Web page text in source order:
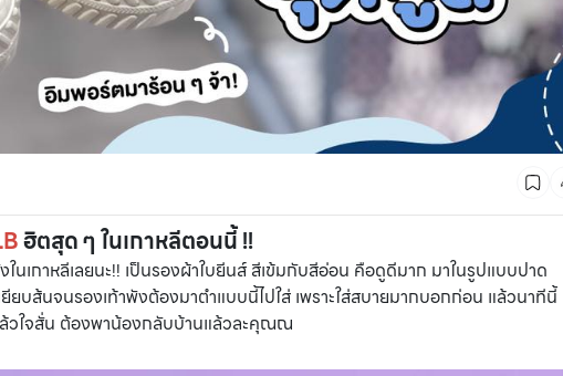
ฮิตสุด ๆ ในเกาหลีตอนนี้ !!
นเกาหลีเลยนะ!! เป็นรองผ้าใบยีนส์ สีเข้มกับสีอ่อน คือดูดีมาก มาในรูปแบบปาด
บส้นจนรองเท้าพังต้องมาตำแบบนี้ไปใส่ เพราะใส่สบายมากบอกก่อน แล้วนาทีนี้
วใจสั่น ต้องพาน้องกลับบ้านแล้วละคุณณ
CMG SHOP SHOP รวมแบรนด์ตัวท็อป ลดสูงสุด50%